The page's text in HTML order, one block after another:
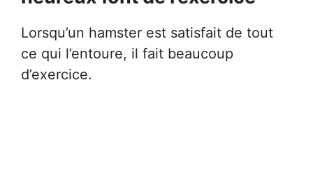
Lorsqu’un hamster est satisfait de tout
ce qui l’entoure, il fait beaucoup
d’exercice.